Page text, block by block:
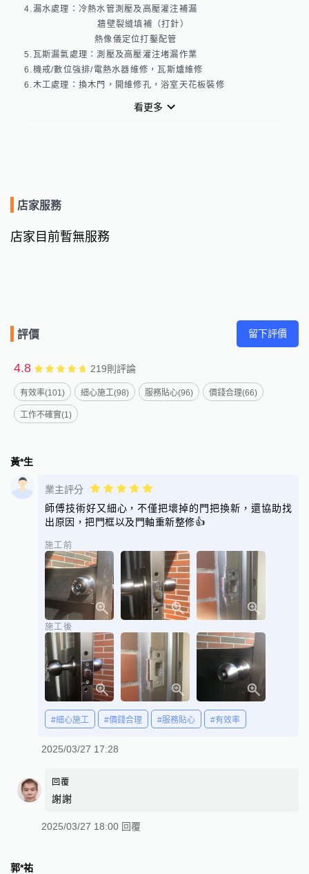
4.漏水處理：冷熱水管測壓及高壓灌注補漏
                         牆壁裂縫填補（打針）
5.瓦斯漏氣處理：測壓及高壓灌注堵漏作業
6.機戒/數位強排/電熱水器維修，瓦斯爐維修
6.木工處理：換木門，開維修孔，浴室天花板裝修
看更多
店家服務
店家目前暫無服務
評價 留下評價
4.8 219則評論
有效率(101) 細心施工(98) 服務貼心(96) 價錢合理(66)
工作不確實(1)
黃*生
業主評分
師傅技術好又細心，不僅把壞掉的門把換新，還協助找
出原因，把門框以及門軸重新整修👍
施工前
施工後
#細心施工 #價錢合理 #服務貼心 #有效率
2025/03/27 17:28
回覆
謝謝
2025/03/27 18:00 回覆
郭*祐